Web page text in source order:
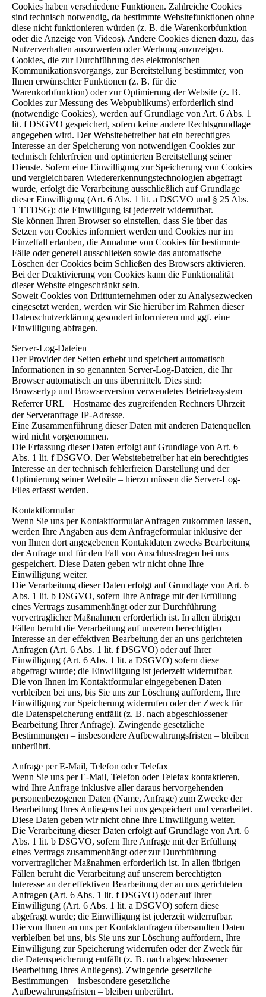
Cookies haben verschiedene Funktionen. Zahlreiche Cookies
sind technisch notwendig, da bestimmte Websitefunktionen ohne
diese nicht funktionieren würden (z. B. die Warenkorbfunktion
oder die Anzeige von Videos). Andere Cookies dienen dazu, das
Nutzerverhalten auszuwerten oder Werbung anzuzeigen.
Cookies, die zur Durchführung des elektronischen
Kommunikationsvorgangs, zur Bereitstellung bestimmter, von
Ihnen erwünschter Funktionen (z. B. für die
Warenkorbfunktion) oder zur Optimierung der Website (z. B.
Cookies zur Messung des Webpublikums) erforderlich sind
(notwendige Cookies), werden auf Grundlage von Art. 6 Abs. 1
lit. f DSGVO gespeichert, sofern keine andere Rechtsgrundlage
angegeben wird. Der Websitebetreiber hat ein berechtigtes
Interesse an der Speicherung von notwendigen Cookies zur
technisch fehlerfreien und optimierten Bereitstellung seiner
Dienste. Sofern eine Einwilligung zur Speicherung von Cookies
und vergleichbaren Wiedererkennungstechnologien abgefragt
wurde, erfolgt die Verarbeitung ausschließlich auf Grundlage
dieser Einwilligung (Art. 6 Abs. 1 lit. a DSGVO und § 25 Abs.
1 TTDSG); die Einwilligung ist jederzeit widerrufbar.
Sie können Ihren Browser so einstellen, dass Sie über das
Setzen von Cookies informiert werden und Cookies nur im
Einzelfall erlauben, die Annahme von Cookies für bestimmte
Fälle oder generell ausschließen sowie das automatische
Löschen der Cookies beim Schließen des Browsers aktivieren.
Bei der Deaktivierung von Cookies kann die Funktionalität
dieser Website eingeschränkt sein.
Soweit Cookies von Drittunternehmen oder zu Analysezwecken
eingesetzt werden, werden wir Sie hierüber im Rahmen dieser
Datenschutzerklärung gesondert informieren und ggf. eine
Einwilligung abfragen.
Server-Log-Dateien
Der Provider der Seiten erhebt und speichert automatisch
Informationen in so genannten Server-Log-Dateien, die Ihr
Browser automatisch an uns übermittelt. Dies sind:
Browsertyp und Browserversion verwendetes Betriebssystem
Referrer URL Hostname des zugreifenden Rechners Uhrzeit
der Serveranfrage IP-Adresse.
Eine Zusammenführung dieser Daten mit anderen Datenquellen
wird nicht vorgenommen.
Die Erfassung dieser Daten erfolgt auf Grundlage von Art. 6
Abs. 1 lit. f DSGVO. Der Websitebetreiber hat ein berechtigtes
Interesse an der technisch fehlerfreien Darstellung und der
Optimierung seiner Website – hierzu müssen die Server-Log-
Files erfasst werden.
Kontaktformular
Wenn Sie uns per Kontaktformular Anfragen zukommen lassen,
werden Ihre Angaben aus dem Anfrageformular inklusive der
von Ihnen dort angegebenen Kontaktdaten zwecks Bearbeitung
der Anfrage und für den Fall von Anschlussfragen bei uns
gespeichert. Diese Daten geben wir nicht ohne Ihre
Einwilligung weiter.
Die Verarbeitung dieser Daten erfolgt auf Grundlage von Art. 6
Abs. 1 lit. b DSGVO, sofern Ihre Anfrage mit der Erfüllung
eines Vertrags zusammenhängt oder zur Durchführung
vorvertraglicher Maßnahmen erforderlich ist. In allen übrigen
Fällen beruht die Verarbeitung auf unserem berechtigten
Interesse an der effektiven Bearbeitung der an uns gerichteten
Anfragen (Art. 6 Abs. 1 lit. f DSGVO) oder auf Ihrer
Einwilligung (Art. 6 Abs. 1 lit. a DSGVO) sofern diese
abgefragt wurde; die Einwilligung ist jederzeit widerrufbar.
Die von Ihnen im Kontaktformular eingegebenen Daten
verbleiben bei uns, bis Sie uns zur Löschung auffordern, Ihre
Einwilligung zur Speicherung widerrufen oder der Zweck für
die Datenspeicherung entfällt (z. B. nach abgeschlossener
Bearbeitung Ihrer Anfrage). Zwingende gesetzliche
Bestimmungen – insbesondere Aufbewahrungsfristen – bleiben
unberührt.
Anfrage per E-Mail, Telefon oder Telefax
Wenn Sie uns per E-Mail, Telefon oder Telefax kontaktieren,
wird Ihre Anfrage inklusive aller daraus hervorgehenden
personenbezogenen Daten (Name, Anfrage) zum Zwecke der
Bearbeitung Ihres Anliegens bei uns gespeichert und verarbeitet.
Diese Daten geben wir nicht ohne Ihre Einwilligung weiter.
Die Verarbeitung dieser Daten erfolgt auf Grundlage von Art. 6
Abs. 1 lit. b DSGVO, sofern Ihre Anfrage mit der Erfüllung
eines Vertrags zusammenhängt oder zur Durchführung
vorvertraglicher Maßnahmen erforderlich ist. In allen übrigen
Fällen beruht die Verarbeitung auf unserem berechtigten
Interesse an der effektiven Bearbeitung der an uns gerichteten
Anfragen (Art. 6 Abs. 1 lit. f DSGVO) oder auf Ihrer
Einwilligung (Art. 6 Abs. 1 lit. a DSGVO) sofern diese
abgefragt wurde; die Einwilligung ist jederzeit widerrufbar.
Die von Ihnen an uns per Kontaktanfragen übersandten Daten
verbleiben bei uns, bis Sie uns zur Löschung auffordern, Ihre
Einwilligung zur Speicherung widerrufen oder der Zweck für
die Datenspeicherung entfällt (z. B. nach abgeschlossener
Bearbeitung Ihres Anliegens). Zwingende gesetzliche
Bestimmungen – insbesondere gesetzliche
Aufbewahrungsfristen – bleiben unberührt.